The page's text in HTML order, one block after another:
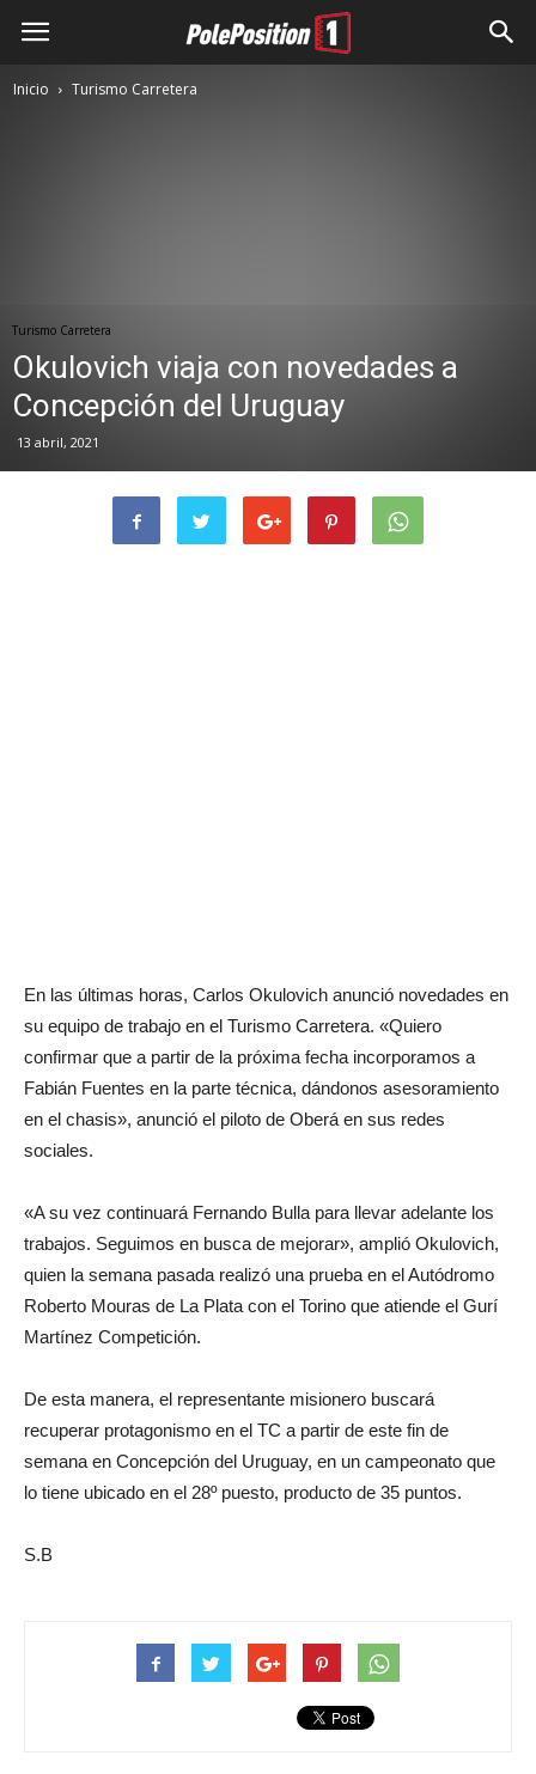
Inicio Turismo Carretera
Turismo Carretera
Okulovich viaja con novedades a
Concepción del Uruguay
13 abril, 2021
En las últimas horas, Carlos Okulovich anunció novedades en
su equipo de trabajo en el Turismo Carretera. «Quiero
confirmar que a partir de la próxima fecha incorporamos a
Fabián Fuentes en la parte técnica, dándonos asesoramiento
en el chasis», anunció el piloto de Oberá en sus redes
sociales.
«A su vez continuará Fernando Bulla para llevar adelante los
trabajos. Seguimos en busca de mejorar», amplió Okulovich,
quien la semana pasada realizó una prueba en el Autódromo
Roberto Mouras de La Plata con el Torino que atiende el Gurí
Martínez Competición.
De esta manera, el representante misionero buscará
recuperar protagonismo en el TC a partir de este fin de
semana en Concepción del Uruguay, en un campeonato que
lo tiene ubicado en el 28º puesto, producto de 35 puntos.
S.B